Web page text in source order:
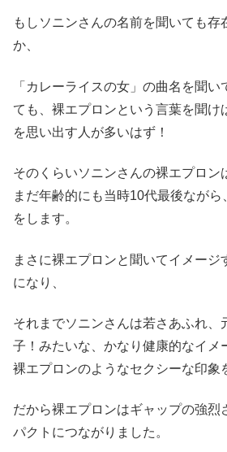
もしソニンさんの名前を聞いても存
か、
「カレーライスの女」の曲名を聞
ても、裸エプロンという言葉を聞け
を思い出す人が多いはず！
そのくらいソニンさんの裸エプロン
まだ年齢的にも当時10代最後ながら
をします。
まさに裸エプロンと聞いてイメージ
になり、
それまでソニンさんは若さあふれ、
子！みたいな、かなり健康的なイメ
裸エプロンのようなセクシーな印象
だから裸エプロンはギャップの強烈
パクトにつながりました。